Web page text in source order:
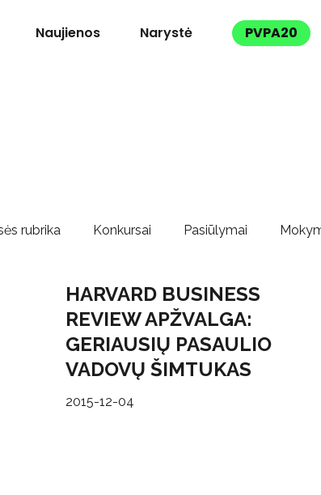
Naujienos Narystė PVPA20
rubrika Konkursai Pasiūlymai
HARVARD BUSINESS
REVIEW APŽVALGA:
GERIAUSIŲ PASAULIO
VADOVŲ ŠIMTUKAS
2015-12-04